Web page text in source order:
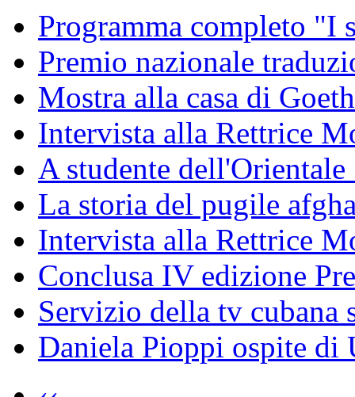
Programma completo "I
Premio nazionale
Mostra alla casa di
Intervista alla Rettrice
A studente
La storia del pugile
Intervista alla Rettrice
Conclusa IV edizione
Servizio della tv
Daniela Pioppi ospite di